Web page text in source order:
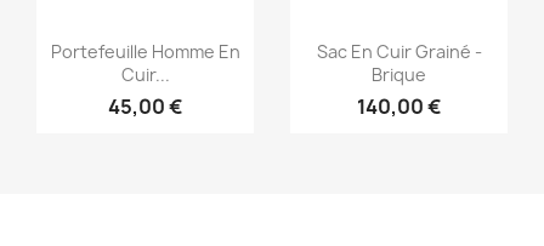
Aperçu rapide
Portefeuille Homme En
Cuir...
45,00 €
Aperçu rapide
Sac En Cuir Grainé -
Brique
140,00 €